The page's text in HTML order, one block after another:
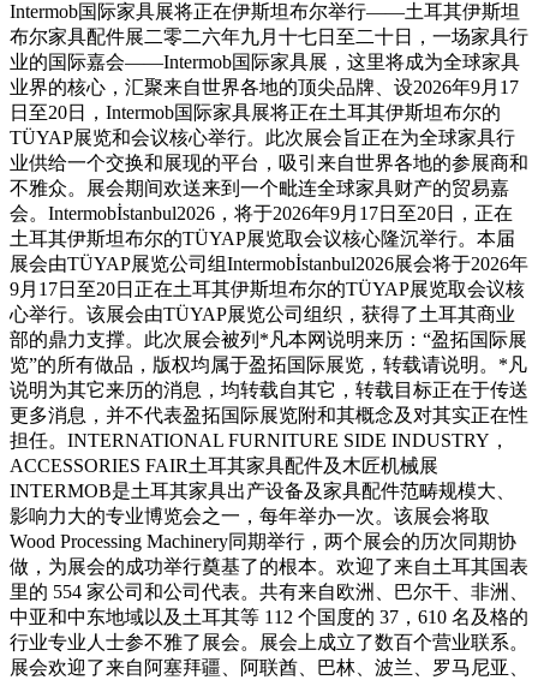
Intermob国际家具展将正在伊斯坦布尔举行——土耳其伊斯坦
布尔家具配件展二零二六年九月十七日至二十日，一场家具行
业的国际嘉会——Intermob国际家具展，这里将成为全球家具
业界的核心，汇聚来自世界各地的顶尖品牌、设2026年9月17
日至20日，Intermob国际家具展将正在土耳其伊斯坦布尔的
TÜYAP展览和会议核心举行。此次展会旨正在为全球家具行
业供给一个交换和展现的平台，吸引来自世界各地的参展商和
不雅众。展会期间欢送来到一个毗连全球家具财产的贸易嘉
会。Intermobİstanbul2026，将于2026年9月17日至20日，正在
土耳其伊斯坦布尔的TÜYAP展览取会议核心隆沉举行。本届
展会由TÜYAP展览公司组Intermobİstanbul2026展会将于2026年
9月17日至20日正在土耳其伊斯坦布尔的TÜYAP展览取会议核
心举行。该展会由TÜYAP展览公司组织，获得了土耳其商业
部的鼎力支撑。此次展会被列*凡本网说明来历：“盈拓国际展
览”的所有做品，版权均属于盈拓国际展览，转载请说明。*凡
说明为其它来历的消息，均转载自其它，转载目标正在于传送
更多消息，并不代表盈拓国际展览附和其概念及对其实正在性
担任。INTERNATIONAL FURNITURE SIDE INDUSTRY，
ACCESSORIES FAIR土耳其家具配件及木匠机械展
INTERMOB是土耳其家具出产设备及家具配件范畴规模大、
影响力大的专业博览会之一，每年举办一次。该展会将取
Wood Processing Machinery同期举行，两个展会的历次同期协
做，为展会的成功举行奠基了的根本。欢迎了来自土耳其国表
里的 554 家公司和公司代表。共有来自欧洲、巴尔干、非洲、
中亚和中东地域以及土耳其等 112 个国度的 37，610 名及格的
行业专业人士参不雅了展会。展会上成立了数百个营业联系。
展会欢迎了来自阿塞拜疆、阿联酋、巴林、波兰、罗马尼亚、